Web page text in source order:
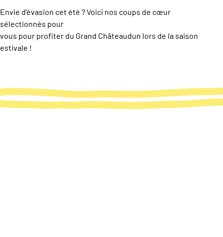
Envie d’évasion cet été ? Voici nos coups de cœur
sélectionnés pour
vous pour profiter du Grand Châteaudun lors de la saison
estivale !